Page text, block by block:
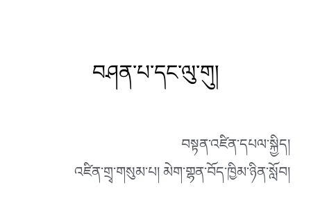
བཤན་པ་དང་ལུ་གུ།
བསྟན་འཛིན་དཔལ་སྐྱིད།
འཛིན་གྲྭ་གསུམ་པ། མེག་གྷན་བོད་ཁྱིམ་ཉིན་སློབ།